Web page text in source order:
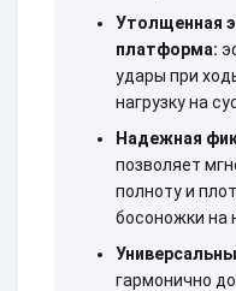
Утолщенная
платформа:
удары при
нагрузку на
Надежная
позволяет
полноту и
босоножки на
гармонично